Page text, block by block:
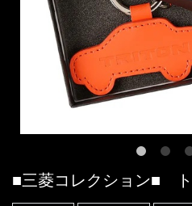
■三菱コレクション■